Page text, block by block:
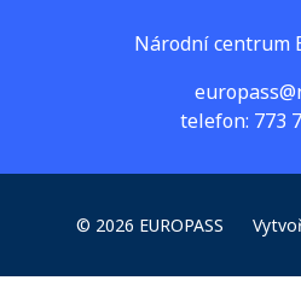
Národní centrum
telefon: 773
© 2026 EUROPASS